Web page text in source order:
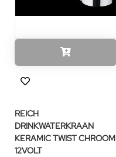
REICH
DRINKWATERKRAAN
KERAMIC TWIST CHROOM
12VOLT